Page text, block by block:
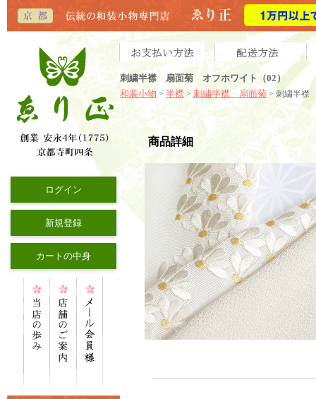
刺繍半襟 扇面菊 オフホワイト（02）
和装小物 > 半襟 > 刺繍半襟 扇面菊 > 刺繍半襟
ログイン
新規登録
カートの中身
商品詳細